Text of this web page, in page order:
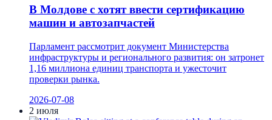
В Молдове с хотят ввести сертификацию
машин и автозапчастей
Парламент рассмотрит документ Министерства
инфраструктуры и регионального развития: он затронет
1,16 миллиона единиц транспорта и ужесточит
проверки рынка.
2026-07-08
2 июля